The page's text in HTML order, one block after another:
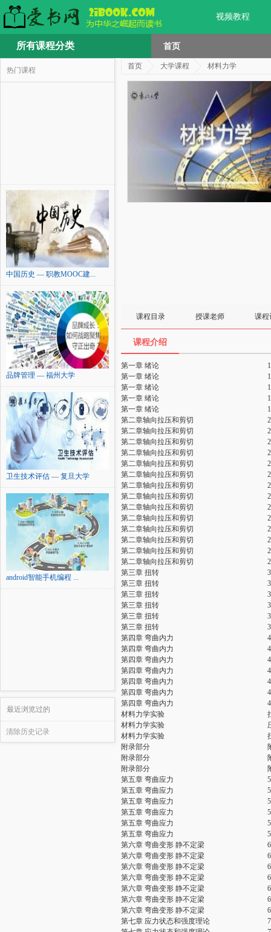
视频教程
所有课程分类 首页
热门课程
中国历史 — 职教MOOC建...
品牌管理 — 福州大学
卫生技术评估 — 复旦大学
android智能手机编程 ...
最近浏览过的
清除历史记录
首页 大学课程 材料力学
课程目录 授课老师 课程
课程介绍
第一章 绪论
第一章 绪论
第一章 绪论
第一章 绪论
第一章 绪论
第二章轴向拉压和剪切
第二章轴向拉压和剪切
第二章轴向拉压和剪切
第二章轴向拉压和剪切
第二章轴向拉压和剪切
第二章轴向拉压和剪切
第二章轴向拉压和剪切
第二章轴向拉压和剪切
第二章轴向拉压和剪切
第二章轴向拉压和剪切
第二章轴向拉压和剪切
第二章轴向拉压和剪切
第二章轴向拉压和剪切
第二章轴向拉压和剪切
第三章 扭转
第三章 扭转
第三章 扭转
第三章 扭转
第三章 扭转
第三章 扭转
第四章 弯曲内力
第四章 弯曲内力
第四章 弯曲内力
第四章 弯曲内力
第四章 弯曲内力
第四章 弯曲内力
第四章 弯曲内力
材料力学实验
材料力学实验
材料力学实验
附录部分
附录部分
附录部分
第五章 弯曲应力
第五章 弯曲应力
第五章 弯曲应力
第五章 弯曲应力
第五章 弯曲应力
第五章 弯曲应力
第六章 弯曲变形 静不定梁
第六章 弯曲变形 静不定梁
第六章 弯曲变形 静不定梁
第六章 弯曲变形 静不定梁
第六章 弯曲变形 静不定梁
第六章 弯曲变形 静不定梁
第六章 弯曲变形 静不定梁
第七章 应力状态和强度理论